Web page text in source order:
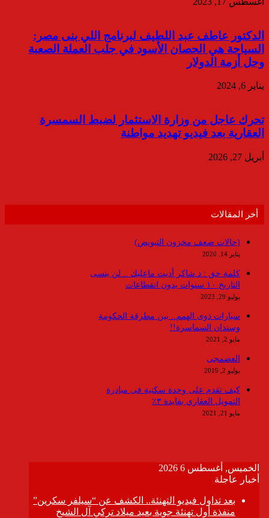
الدكتور عاطف عبد اللطيف لبرنامج اللي بنى مصر:
السياحة هي الحصان الأسود في جلب العملة الصعبة
وحل أزمة الدولار
يناير 6, 2024
تحرك عاجل من وزارة الاستثمار لضبط السمسرة
العقارية بعد فيديو تهديد مواطنة
أبريل 27, 2026
أخر المقالات
(حالات ضعف مخزون التبويض)
يناير 14, 2020
كلمة حق : د.شاكر أديت ماعليك .. لن ينسى
التاريخ ١٠ سنوات بدون انقطاعات
يوليو 29, 2023
سيارات ذوى الهمم.. بين مطرقة الحكومة
وسندان السماسرة!!
مايو 2, 2021
العضمجى
يوليو 2, 2019
كيف تقدم على وحدة سكنية فى مبادرة
التمويل العقاري بفايدة ٣٪
مايو 21, 2021